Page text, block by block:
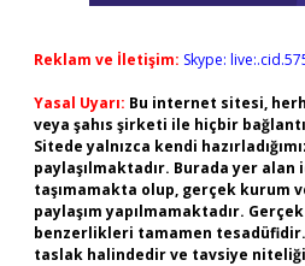
Reklam ve İletişim: Skype:
Yasal Uyarı: Bu internet sitesi,
veya şahıs şirketi ile hiçbir
Sitede yalnızca kendi
paylaşılmaktadır. Burada yer
taşımamakta olup, gerçek kurum
paylaşım yapılmamaktadır.
benzerlikleri tamamen
taslak halindedir ve tavsiye